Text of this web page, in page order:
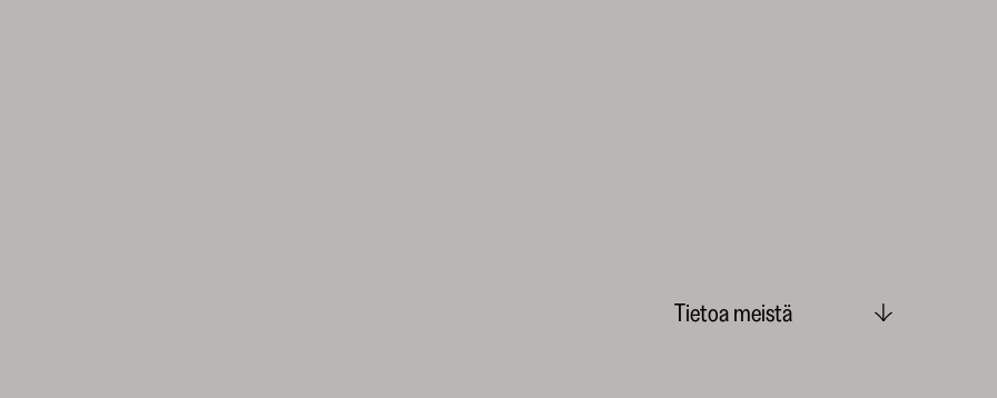
Tietoa meistä